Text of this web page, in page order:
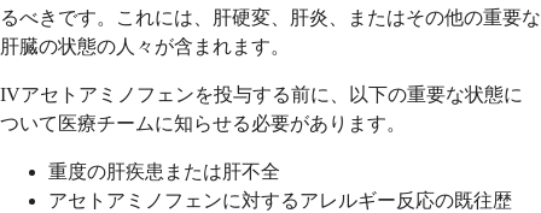
るべきです。これには、肝硬変、肝炎、またはその他の重要な
肝臓の状態の人々が含まれます。
IVアセトアミノフェンを投与する前に、以下の重要な状態に
ついて医療チームに知らせる必要があります。
重度の肝疾患または肝不全
アセトアミノフェンに対するアレルギー反応の既往歴